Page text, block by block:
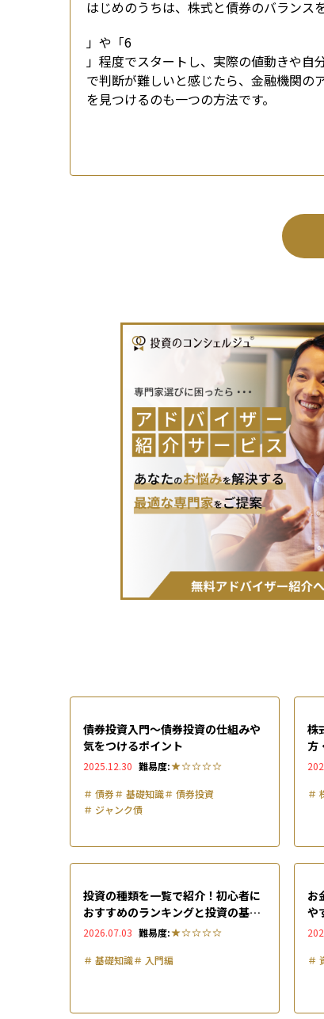
はじめのうちは、株式と債券のバランス
」や「6
」程度でスタートし、実際の値動きや自
で判断が難しいと感じたら、金融機関の
を見つけるのも一つの方法です。
債券投資入門～債券投資の仕組みや
気をつけるポイント
2025.12.30 難易度:
＃ 債券＃ 基礎知識＃ 債券投資
＃ ジャンク債
株
方
門
＃
投資の種類を一覧で紹介！初心者に
おすすめのランキングと投資の基本
も解説
2026.07.03 難易度:
＃ 基礎知識＃ 入門編
お
や
説
＃